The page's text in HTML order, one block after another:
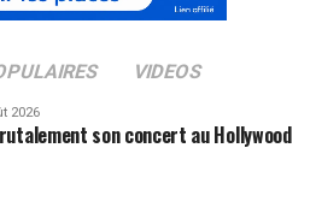
VIDEOS
2026
son concert au Hollywood